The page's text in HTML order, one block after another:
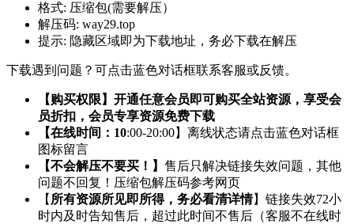
格式: 压缩包(需要解压）
解压码: way29.top
提示: 隐藏区域即为下载地址，务必下载在解压
下载遇到问题？可点击蓝色对话框联系客服或反馈。
【购买权限】开通任意会员即可购买全站资源，享受会
员折扣，会员专享资源免费下载
【在线时间：10:00-20:00】离线状态请点击蓝色对话框
图标留言
【不会解压不要买！】 售后只解决链接失效问题，其他
问题不回复！压缩包解压码参考网页
【 所有资源所见即所得，务必看清详情】链接失效72小
时内及时告知售后，超过此时间不售后（客服不在线时